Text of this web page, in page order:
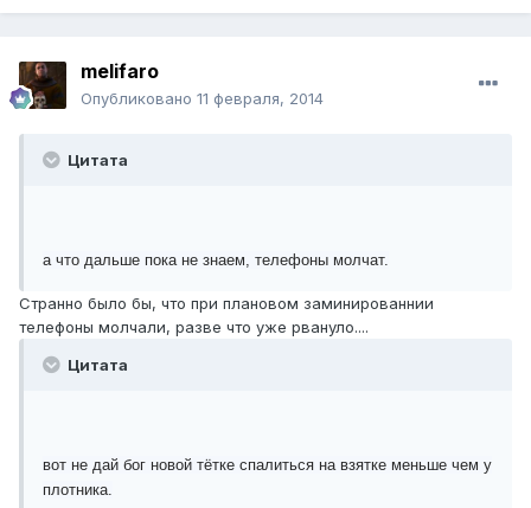
melifaro
Опубликовано 11 февраля, 2014
Цитата
а что дальше пока не знаем, телефоны молчат.
Странно было бы, что при плановом заминированнии
телефоны молчали, разве что уже рвануло....
Цитата
вот не дай бог новой тётке спалиться на взятке меньше чем у
плотника.